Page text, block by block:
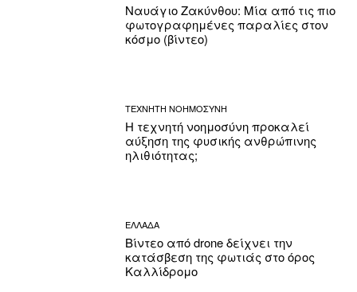
Ναυάγιο Ζακύνθου: Μία από τις πιο
φωτογραφημένες παραλίες στον
κόσμο (βίντεο)
ΤΕΧΝΗΤΗ ΝΟΗΜΟΣΥΝΗ
Η τεχνητή νοημοσύνη προκαλεί
αύξηση της φυσικής ανθρώπινης
ηλιθιότητας;
ΕΛΛΑΔΑ
Βίντεο από drone δείχνει την
κατάσβεση της φωτιάς στο όρος
Καλλίδρομο